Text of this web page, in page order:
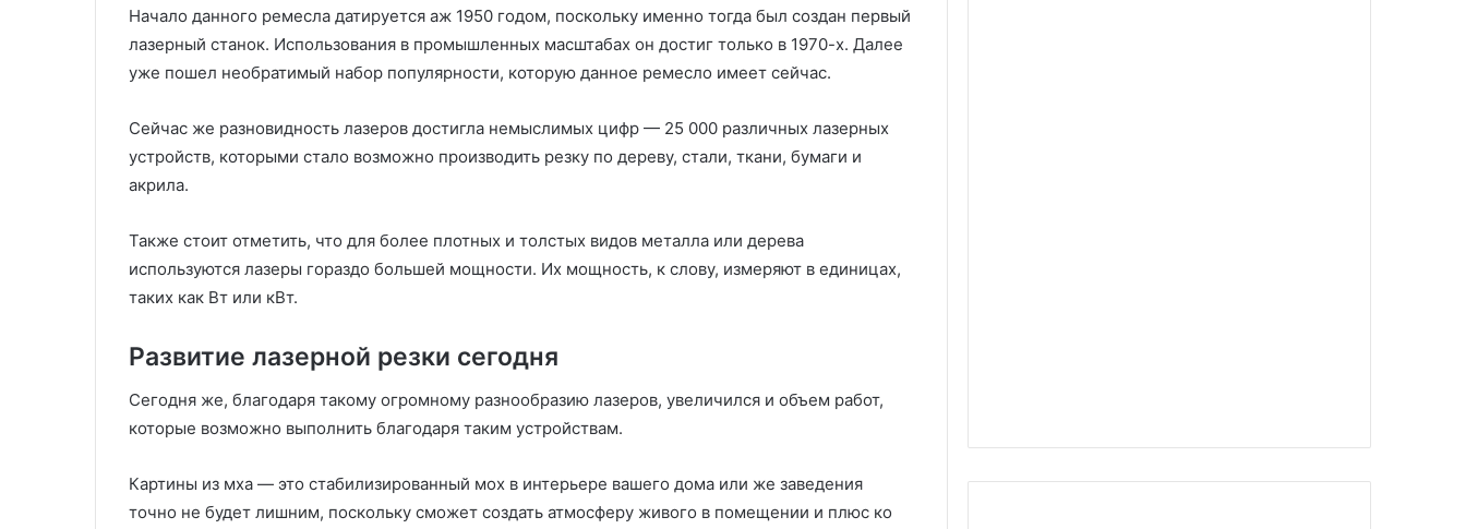
Начало данного ремесла датируется аж 1950 годом, поскольку именно тогда был создан первый
лазерный станок. Использования в промышленных масштабах он достиг только в 1970-х. Далее
уже пошел необратимый набор популярности, которую данное ремесло имеет сейчас.
Сейчас же разновидность лазеров достигла немыслимых цифр — 25 000 различных лазерных
устройств, которыми стало возможно производить резку по дереву, стали, ткани, бумаги и
акрила.
Также стоит отметить, что для более плотных и толстых видов металла или дерева
используются лазеры гораздо большей мощности. Их мощность, к слову, измеряют в единицах,
таких как Вт или кВт.
Развитие лазерной резки сегодня
Сегодня же, благодаря такому огромному разнообразию лазеров, увеличился и объем работ,
которые возможно выполнить благодаря таким устройствам.
Картины из мха — это стабилизированный мох в интерьере вашего дома или же заведения
точно не будет лишним, поскольку сможет создать атмосферу живого в помещении и плюс ко